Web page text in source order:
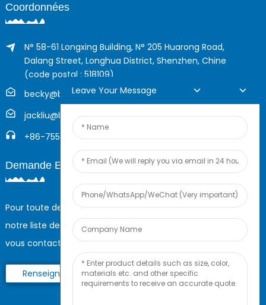
Coordonnées
N° 58-61 Longxing Building, N° 205 Huarong Road,
Dalang Street, Longhua District, Shenzhen, Chine
(code postal : 518109)
becky@boyingcable.com
jackliu@boyingcable.com
+86-755-21014277
Demande En Ligne
Pour toute demande de renseignements sur nos produits ou
notre liste de prix, veuillez nous laisser votre e-mail et nous
vous contacterons dans les 24 heures.
Renseignez-Vous Maintenant
Leave Your Message